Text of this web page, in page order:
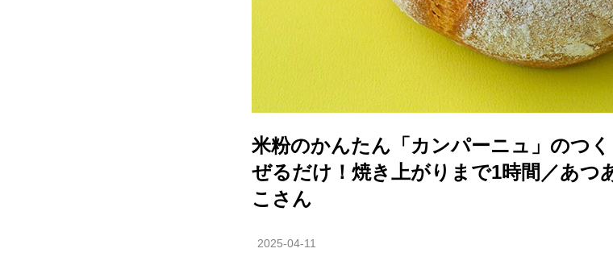
米粉のかんたん「カンパーニュ」のつ
ぜるだけ！焼き上がりまで1時間／あつ
こさん
2025-04-11